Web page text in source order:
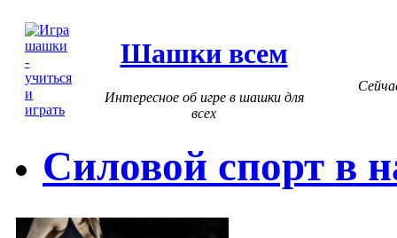
Шашки всем
Интересное об игре в шашки для
всех
Силовой спорт в